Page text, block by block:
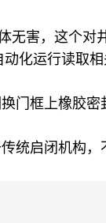
害，这个对
化运行读取
门框上橡胶
统启闭机构，